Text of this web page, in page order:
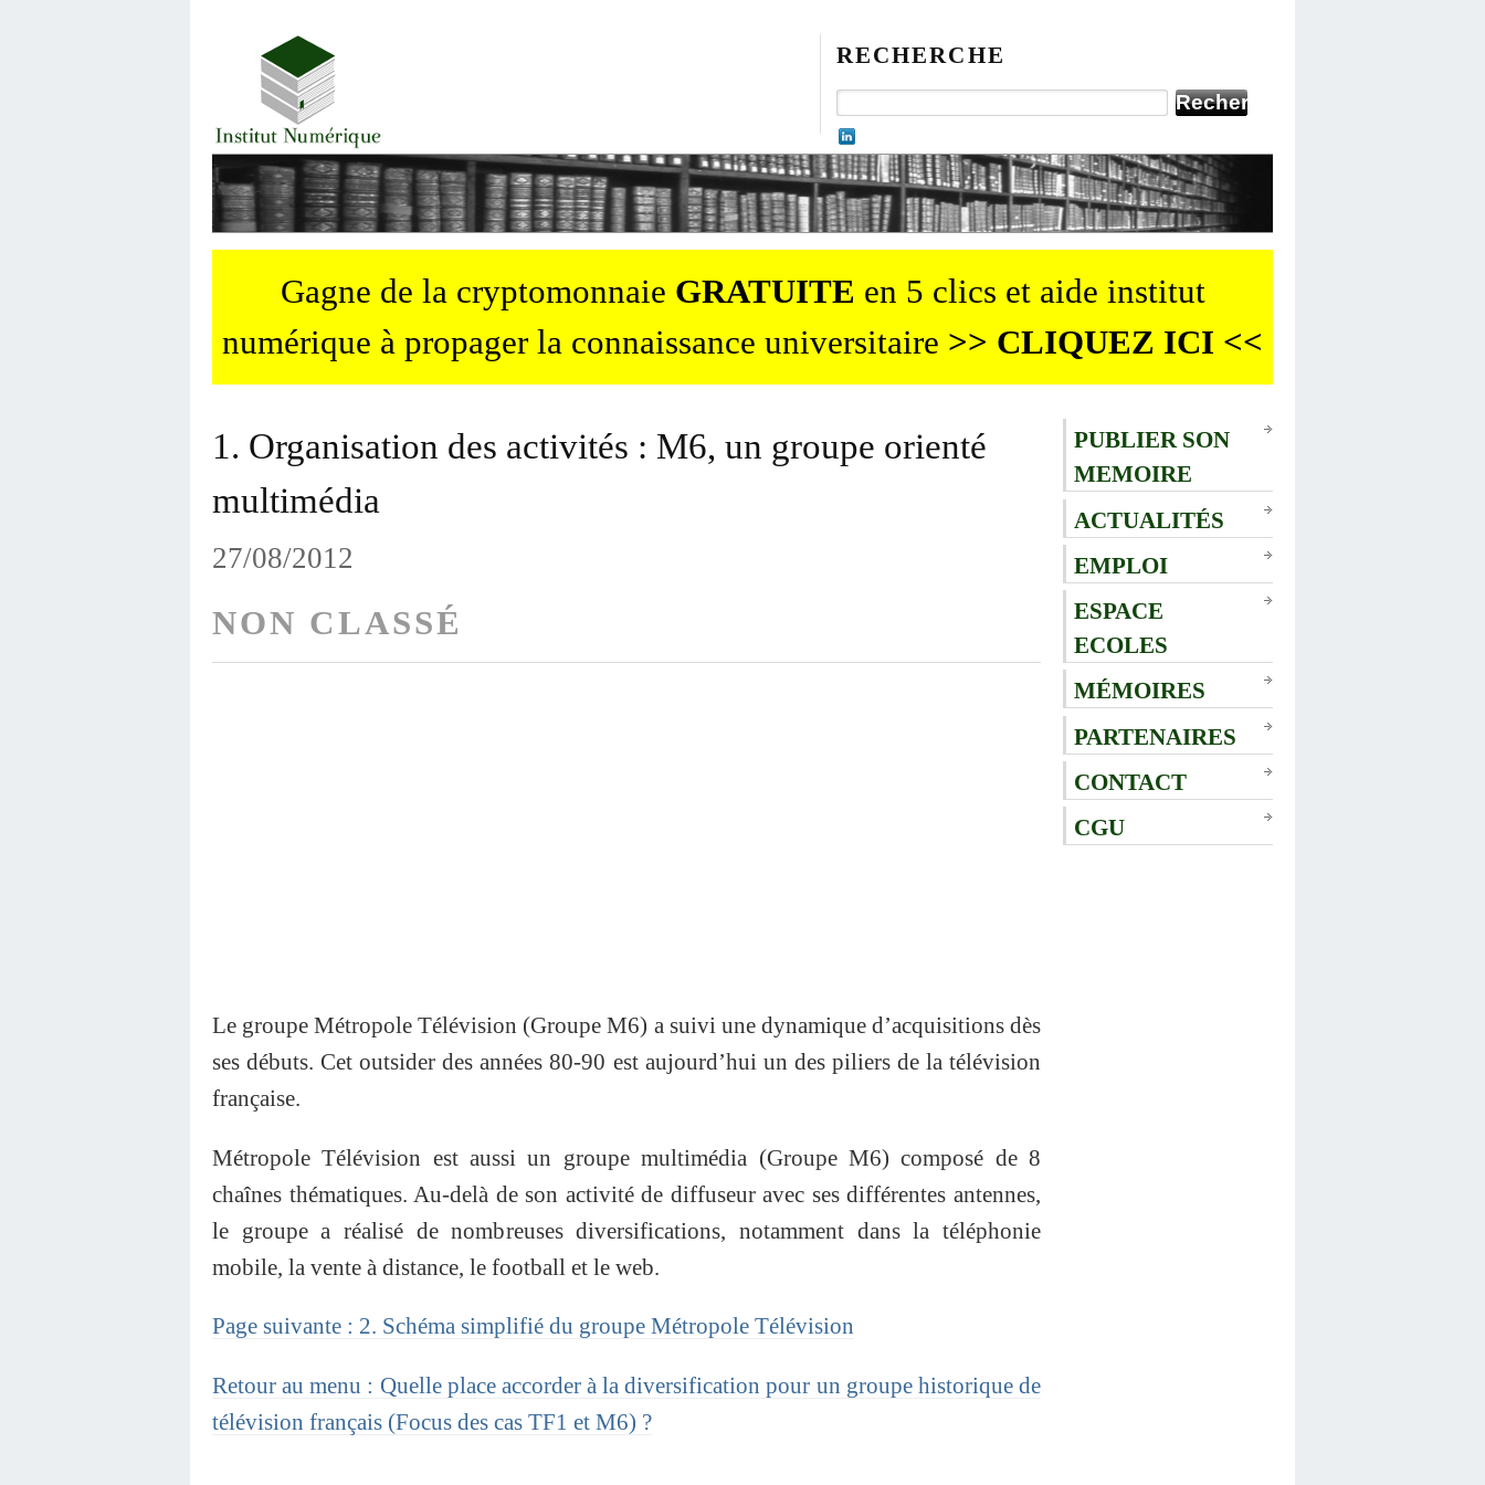
RECHERCHE
Gagne de la cryptomonnaie GRATUITE en 5 clics et aide institut
numérique à propager la connaissance universitaire >> CLIQUEZ ICI <<
1. Organisation des activités : M6, un groupe orienté
multimédia
27/08/2012
NON CLASSÉ
Le groupe Métropole Télévision (Groupe M6) a suivi une dynamique d’acquisitions dès
ses débuts. Cet outsider des années 80-90 est aujourd’hui un des piliers de la télévision
française.
Métropole Télévision est aussi un groupe multimédia (Groupe M6) composé de 8
chaînes thématiques. Au-delà de son activité de diffuseur avec ses différentes antennes,
le groupe a réalisé de nombreuses diversifications, notamment dans la téléphonie
mobile, la vente à distance, le football et le web.
Page suivante : 2. Schéma simplifié du groupe Métropole Télévision
Retour au menu : Quelle place accorder à la diversification pour un groupe historique de
télévision français (Focus des cas TF1 et M6) ?
PUBLIER SON
MEMOIRE
ACTUALITÉS
EMPLOI
ESPACE
ECOLES
MÉMOIRES
PARTENAIRES
CONTACT
CGU